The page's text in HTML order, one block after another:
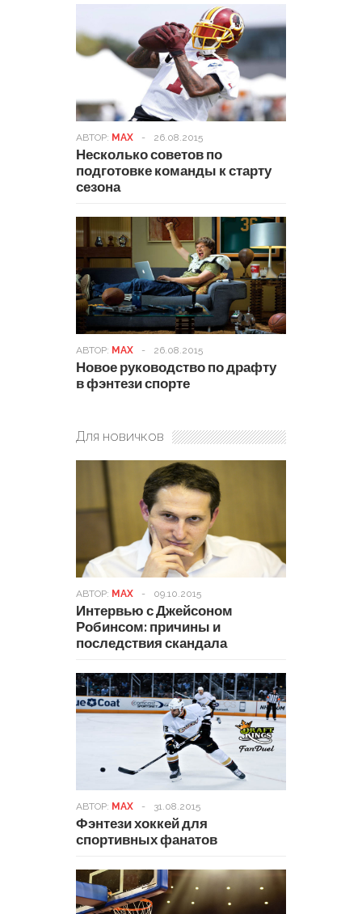
АВТОР: MAX - 26.08.2015
Несколько советов по
подготовке команды к старту
сезона
АВТОР: MAX - 26.08.2015
Новое руководство по драфту
в фэнтези спорте
Для новичков
АВТОР: MAX - 09.10.2015
Интервью с Джейсоном
Робинсом: причины и
последствия скандала
АВТОР: MAX - 31.08.2015
Фэнтези хоккей для
спортивных фанатов